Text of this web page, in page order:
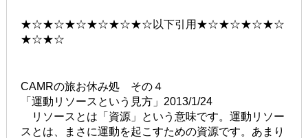
★☆★☆★☆★☆★☆★☆以下引用★☆★☆★☆★☆
★☆★☆
CAMRの旅お休み処 その４
「運動リソースという見方」2013/1/24
リソースとは「資源」という意味です。運動リソー
スとは、まさに運動を起こすための資源です。あまり